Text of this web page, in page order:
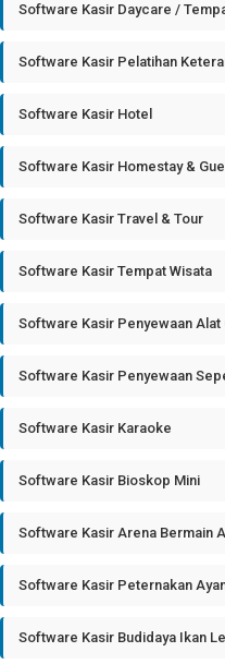
Software Kasir Daycare /
Software Kasir Pelatihan
Software Kasir Hotel
Software Kasir Homestay &
Software Kasir Travel & Tour
Software Kasir Tempat Wisata
Software Kasir Penyewaan Alat
Software Kasir Penyewaan
Software Kasir Karaoke
Software Kasir Bioskop Mini
Software Kasir Arena Bermain
Software Kasir Peternakan
Software Kasir Budidaya Ikan